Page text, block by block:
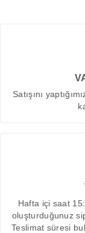
Satışını
Hafta içi saat
oluşturduğunuz
Teslimat süresi